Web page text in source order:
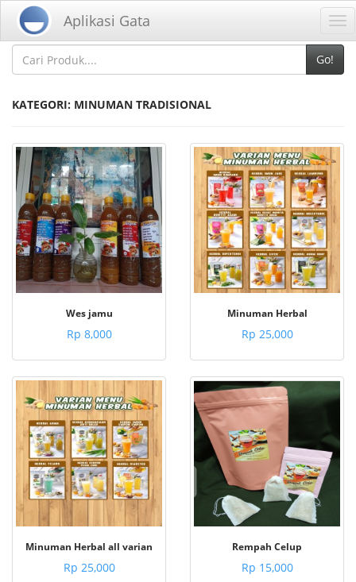
Aplikasi Gata
Home Kategori
Go!
KATEGORI: MINUMAN TRADISIONAL
Wes jamu
Rp 8,000
Minuman Herbal
Rp 25,000
Minuman Herbal all varian
Rp 25,000
Rempah Celup
Rp 15,000